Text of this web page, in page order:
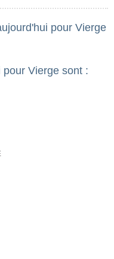
pour Vierge
Vierge sont :